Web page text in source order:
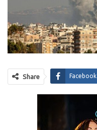
Share Facebook